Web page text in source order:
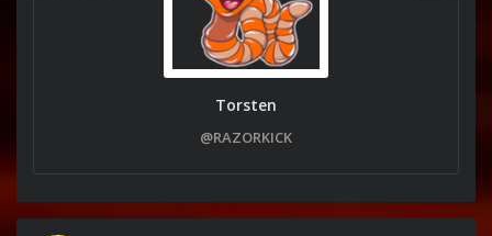
Torsten
@RAZORKICK